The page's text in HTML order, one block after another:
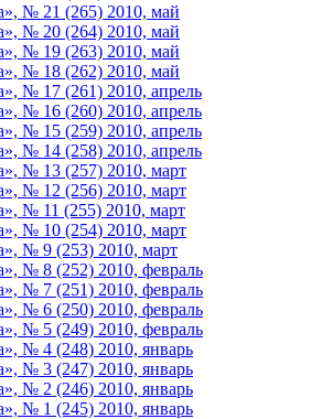
№ 21 (265) 2010, май
№ 20 (264) 2010, май
№ 19 (263) 2010, май
№ 18 (262) 2010, май
№ 17 (261) 2010, апрель
№ 16 (260) 2010, апрель
№ 15 (259) 2010, апрель
№ 14 (258) 2010, апрель
№ 13 (257) 2010, март
№ 12 (256) 2010, март
№ 11 (255) 2010, март
№ 10 (254) 2010, март
№ 9 (253) 2010, март
№ 8 (252) 2010, февраль
№ 7 (251) 2010, февраль
№ 6 (250) 2010, февраль
№ 5 (249) 2010, февраль
№ 4 (248) 2010, январь
№ 3 (247) 2010, январь
№ 2 (246) 2010, январь
№ 1 (245) 2010, январь